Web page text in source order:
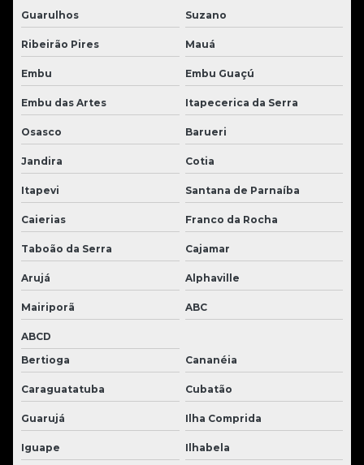
Guarulhos Suzano
Ribeirão Pires Mauá
Embu Embu Guaçú
Embu das Artes Itapecerica da Serra
Osasco Barueri
Jandira Cotia
Itapevi Santana de Parnaíba
Caierias Franco da Rocha
Taboão da Serra Cajamar
Arujá Alphaville
Mairiporã ABC
ABCD
Bertioga
Cananéia
Caraguatatuba Cubatão
Guarujá Ilha Comprida
Iguape Ilhabela